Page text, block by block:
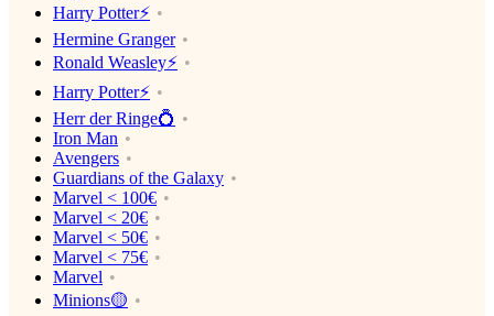
Harry Potter⚡️
Hermine Granger
Ronald Weasley⚡️
Harry Potter⚡️
Herr der Ringe💍
Iron Man
Avengers
Guardians of the Galaxy
Marvel < 100€
Marvel < 20€
Marvel < 50€
Marvel < 75€
Marvel
Minions🟡